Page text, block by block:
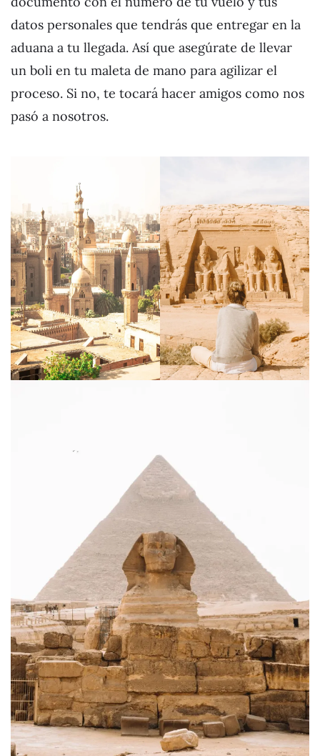
datos personales que tendrás que entregar en la
aduana a tu llegada. Así que asegúrate de llevar
un boli en tu maleta de mano para agilizar el
proceso. Si no, te tocará hacer amigos como nos
pasó a nosotros.